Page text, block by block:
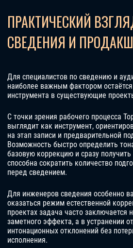
ПРАКТИЧЕСКИЙ
СВЕДЕНИЯ И
Для специалистов по сведению и
наиболее важным фактором остаётся
инструмента в существующие
С точки зрения рабочего процесса
выглядит как инструмент,
на этап записи и предварительной
Возможность быстро определить
базовую коррекцию и сразу получить
способна сократить количество
перед сведением.
Для инженеров сведения особенно
оказаться режим естественной
проектах задача часто заключается
заметного эффекта, а в устранении
интонационных отклонений без
исполнения.